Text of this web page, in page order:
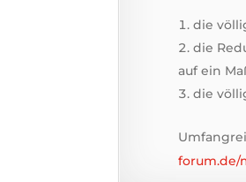
die
die
auf ein
die
forum.de/